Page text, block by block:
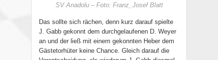
SV Anadolu – Foto: Franz_Josef Blatt
Das sollte sich rächen, denn kurz darauf spielte
J. Gabb gekonnt dem durchgelaufenen D. Weyer
an und der ließ mit einem gekonnten Heber dem
Gästetorhüter keine Chance. Gleich darauf die